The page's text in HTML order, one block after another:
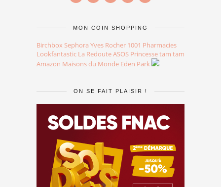
MON COIN SHOPPING
Birchbox Sephora Yves Rocher 1001 Pharmacies
Lookfantastic La RedouteASOS Princesse tam tam
Amazon Maisons du Monde Eden Park
ON SE FAIT PLAISIR !